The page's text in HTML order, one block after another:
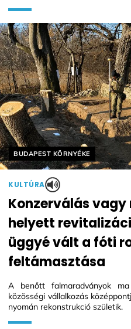
Helyszín címkék:
BUDAPEST KÖRNYÉKE
KULTÚRA
Konzerválás
helyett
üggyé vált a fóti
feltámasztása
A benőtt falmaradványok
közösségi vállalkozás
nyomán rekonstrukció születik.